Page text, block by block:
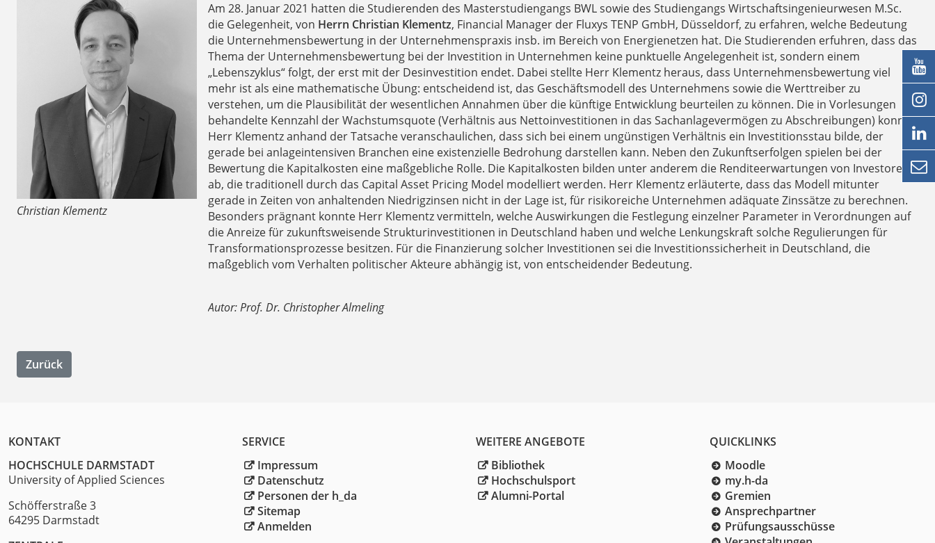
Christian Klementz
Am 28. Januar 2021 hatten die Studierenden des Masterstudiengangs BWL sowie des Studiengangs Wirtschaftsingenieurwesen M.Sc.
die Gelegenheit, von Herrn Christian Klementz, Financial Manager der Fluxys TENP GmbH, Düsseldorf, zu erfahren, welche Bedeutung
die Unternehmensbewertung in der Unternehmenspraxis insb. im Bereich von Energienetzen hat. Die Studierenden erfuhren, dass das
Thema der Unternehmensbewertung bei der Investition in Unternehmen keine punktuelle Angelegenheit ist, sondern einem
„Lebenszyklus“ folgt, der erst mit der Desinvestition endet. Dabei stellte Herr Klementz heraus, dass Unternehmensbewertung viel
mehr ist als eine mathematische Übung: entscheidend ist, das Geschäftsmodell des Unternehmens sowie die Werttreiber zu
verstehen, um die Plausibilität der wesentlichen Annahmen über die künftige Entwicklung beurteilen zu können. Die in Vorlesungen
behandelte Kennzahl der Wachstumsquote (Verhältnis aus Nettoinvestitionen in das Sachanlagevermögen zu Abschreibungen) konnte
Herr Klementz anhand der Tatsache veranschaulichen, dass sich bei einem ungünstigen Verhältnis ein Investitionsstau bilde, der
gerade bei anlageintensiven Branchen eine existenzielle Bedrohung darstellen kann. Neben den Zukunftserfolgen spielen bei der
Bewertung die Kapitalkosten eine maßgebliche Rolle. Die Kapitalkosten bilden unter anderem die Renditeerwartungen von Investoren
ab, die traditionell durch das Capital Asset Pricing Model modelliert werden. Herr Klementz erläuterte, dass das Modell mitunter
gerade in Zeiten von anhaltenden Niedrigzinsen nicht in der Lage ist, für risikoreiche Unternehmen adäquate Zinssätze zu berechnen.
Besonders prägnant konnte Herr Klementz vermitteln, welche Auswirkungen die Festlegung einzelner Parameter in Verordnungen auf
die Anreize für zukunftsweisende Strukturinvestitionen in Deutschland haben und welche Lenkungskraft solche Regulierungen für
Transformationsprozesse besitzen. Für die Finanzierung solcher Investitionen sei die Investitionssicherheit in Deutschland, die
maßgeblich vom Verhalten politischer Akteure abhängig ist, von entscheidender Bedeutung.
Autor: Prof. Dr. Christopher Almeling
Zurück
KONTAKT
HOCHSCHULE DARMSTADT
University of Applied Sciences
Schöfferstraße 3
64295 Darmstadt
SERVICE
Impressum
Datenschutz
Personen der h_da
Sitemap
Anmelden
WEITERE ANGEBOTE
Bibliothek
Hochschulsport
Alumni-Portal
QUICKLINKS
Moodle
my.h-da
Gremien
Ansprechpartner
Prüfungsausschüsse



